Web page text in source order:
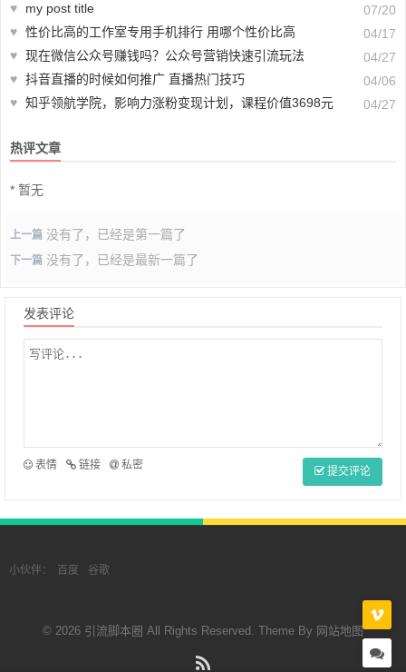
♥
my post title
07/20
♥ 性价比高的工作室专用手机排行 用哪个性价比高
04/17
♥ 现在微信公众号赚钱吗？公众号营销快速引流玩法
04/27
♥ 抖音直播的时候如何推广 直播热门技巧
04/06
♥ 知乎领航学院，影响力涨粉变现计划，课程价值3698元 04/27
热评文章
* 暂无
上一篇 没有了，已经是第一篇了
下一篇 没有了，已经是最新一篇了
发表评论
表情 链接 私密 提交评论
小伙伴： 百度 谷歌
© 2026 引流脚本圈 All Rights Reserved. Theme By 网站地图